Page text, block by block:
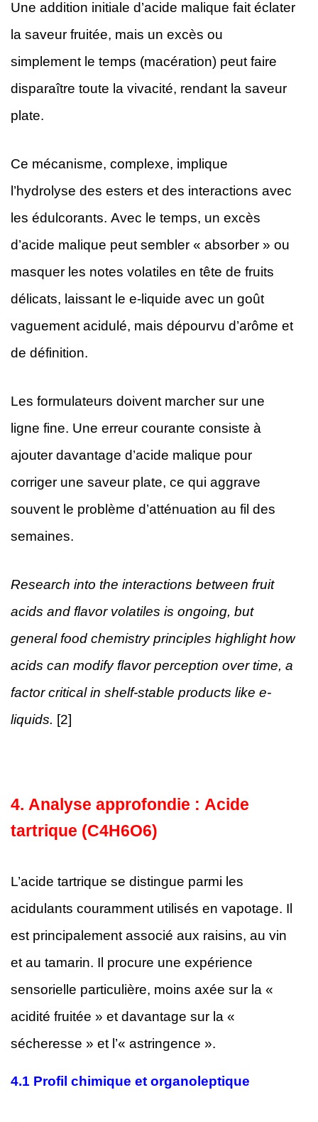
Une addition initiale d’acide malique fait éclater
la saveur fruitée, mais un excès ou
simplement le temps (macération) peut faire
disparaître toute la vivacité, rendant la saveur
plate.
Ce mécanisme, complexe, implique
l’hydrolyse des esters et des interactions avec
les édulcorants. Avec le temps, un excès
d’acide malique peut sembler « absorber » ou
masquer les notes volatiles en tête de fruits
délicats, laissant le e-liquide avec un goût
vaguement acidulé, mais dépourvu d’arôme et
de définition.
Les formulateurs doivent marcher sur une
ligne fine. Une erreur courante consiste à
ajouter davantage d’acide malique pour
corriger une saveur plate, ce qui aggrave
souvent le problème d’atténuation au fil des
semaines.
Research into the interactions between fruit
acids and flavor volatiles is ongoing, but
general food chemistry principles highlight how
acids can modify flavor perception over time, a
factor critical in shelf-stable products like e-
liquids. [2]
4. Analyse approfondie : Acide
tartrique (C4H6O6)
L’acide tartrique se distingue parmi les
acidulants couramment utilisés en vapotage. Il
est principalement associé aux raisins, au vin
et au tamarin. Il procure une expérience
sensorielle particulière, moins axée sur la «
acidité fruitée » et davantage sur la «
sécheresse » et l’« astringence ».
4.1 Profil chimique et organoleptique